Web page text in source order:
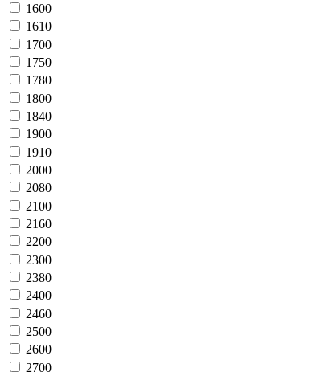
1600
1610
1700
1750
1780
1800
1840
1900
1910
2000
2080
2100
2160
2200
2300
2380
2400
2460
2500
2600
2700